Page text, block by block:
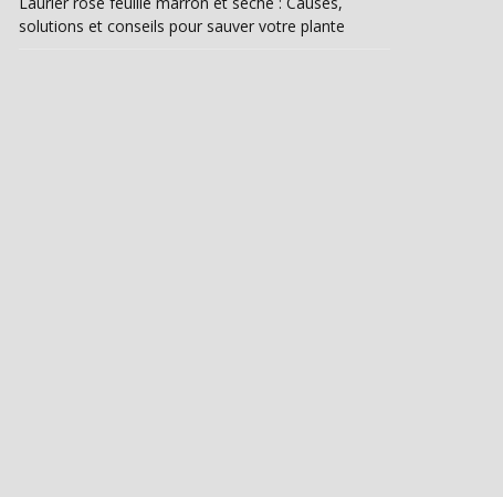
solutions et conseils pour sauver votre plante